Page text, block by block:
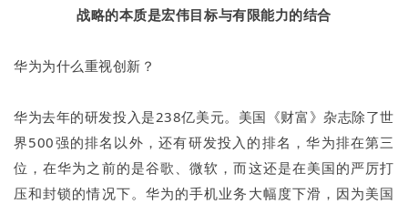
战略的本质是宏伟目标与有限能力的结合
华为为什么重视创新？
华为去年的研发投入是238亿美元。美国《财富》杂志除了世
界500强的排名以外，还有研发投入的排名，华为排在第三
位，在华为之前的是谷歌、微软，而这还是在美国的严厉打
压和封锁的情况下。华为的手机业务大幅度下滑，因为美国